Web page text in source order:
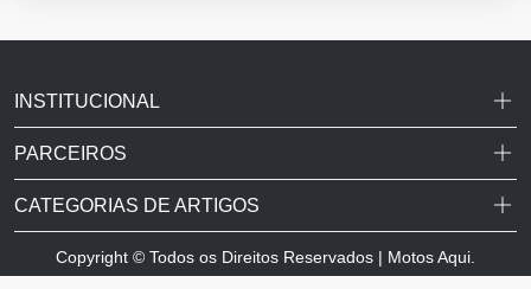
INSTITUCIONAL
PARCEIROS
CATEGORIAS DE ARTIGOS
Copyright © Todos os Direitos Reservados | Motos Aqui.